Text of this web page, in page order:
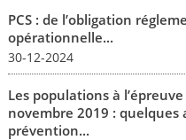
PCS : de l’obligation
opérationnelle...
30-12-2024
Les populations à
novembre 2019 : quelques
prévention...